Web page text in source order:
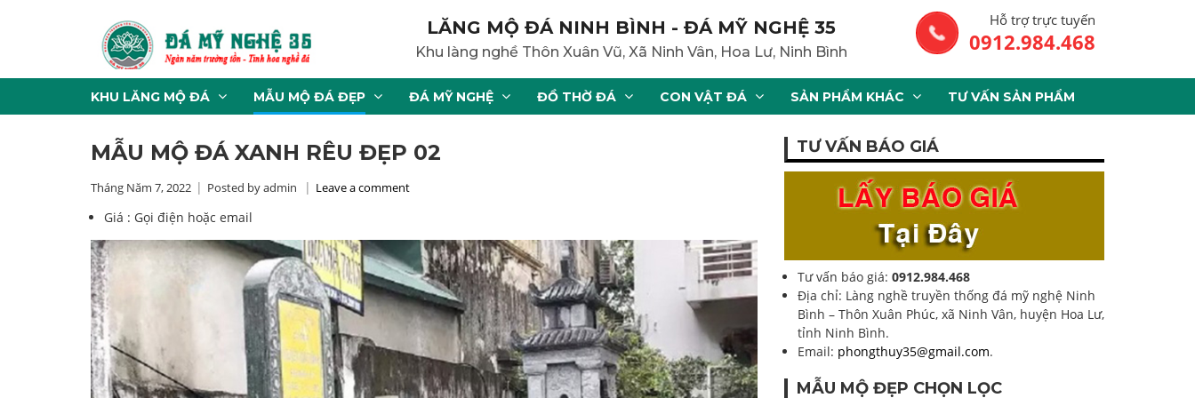
LĂNG MỘ ĐÁ NINH BÌNH - ĐÁ MỸ NGHỆ 35
Khu làng nghề Thôn Xuân Vũ, Xã Ninh Vân, Hoa Lư, Ninh Bình
Hỗ trợ trực tuyến
0912.984.468
KHU LĂNG MỘ ĐÁ MẪU MỘ ĐÁ ĐẸP ĐÁ MỸ NGHỆ ĐỒ THỜ ĐÁ CON VẬT ĐÁ SẢN PHẨM KHÁC TƯ VẤN SẢN PHẨM
MẪU MỘ ĐÁ XANH RÊU ĐẸP 02
Tháng Năm 7, 2022 Posted by admin Leave a comment
Giá : Gọi điện hoặc email
TƯ VẤN BÁO GIÁ
Tư vấn báo giá: 0912.984.468
Địa chỉ: Làng nghề truyền thống đá mỹ nghệ Ninh
Bình – Thôn Xuân Phúc, xã Ninh Vân, huyện Hoa Lư,
tỉnh Ninh Bình.
Email: phongthuy35@gmail.com.
MẪU MỘ ĐẸP CHỌN LỌC